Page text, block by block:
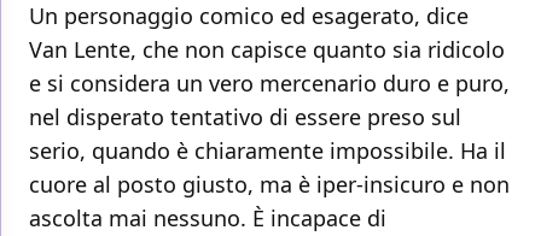
Un personaggio comico ed esagerato, dice
Van Lente, che non capisce quanto sia ridicolo
e si considera un vero mercenario duro e puro,
nel disperato tentativo di essere preso sul
serio, quando è chiaramente impossibile. Ha il
cuore al posto giusto, ma è iper-insicuro e non
ascolta mai nessuno. È incapace di